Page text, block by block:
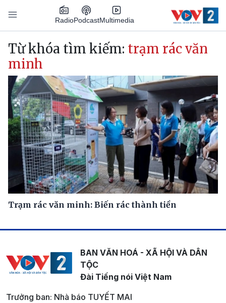
Nhảy đến nội dung
RadioPodcastMultimedia
Main navigation
Từ khóa tìm kiếm: trạm rác văn
minh
Trạm rác văn minh: Biến rác thành tiền
BAN VĂN HOÁ - XÃ HỘI VÀ DÂN
TỘC
Đài Tiếng nói Việt Nam
Trưởng ban: Nhà báo TUYẾT MAI